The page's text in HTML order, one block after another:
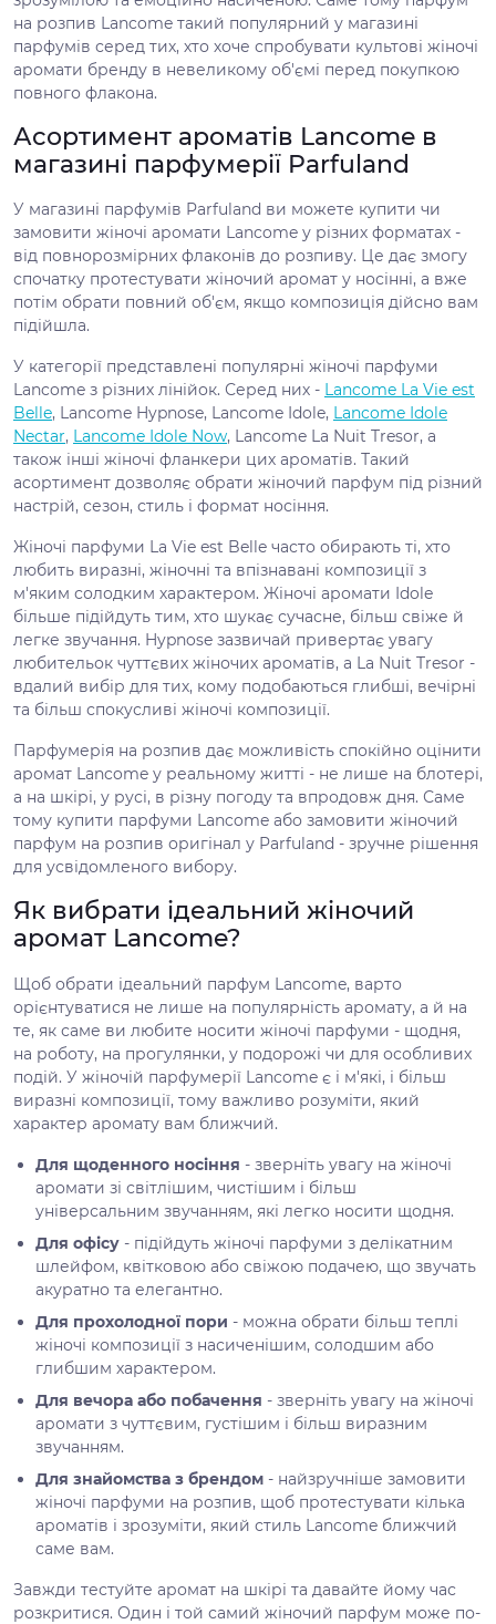
на розпив Lancome такий популярний у магазині
парфумів серед тих, хто хоче спробувати культові жіночі
аромати бренду в невеликому об'ємі перед покупкою
повного флакона.
Асортимент ароматів Lancome в
магазині парфумерії Parfuland
У магазині парфумів Parfuland ви можете купити чи
замовити жіночі аромати Lancome у різних форматах -
від повнорозмірних флаконів до розпиву. Це дає змогу
спочатку протестувати жіночий аромат у носінні, а вже
потім обрати повний об'єм, якщо композиція дійсно вам
підійшла.
У категорії представлені популярні жіночі парфуми
Lancome з різних лінійок. Серед них - Lancome La Vie est
Belle, Lancome Hypnose, Lancome Idole, Lancome Idole
Nectar, Lancome Idole Now, Lancome La Nuit Tresor, а
також інші жіночі фланкери цих ароматів. Такий
асортимент дозволяє обрати жіночий парфум під різний
настрій, сезон, стиль і формат носіння.
Жіночі парфуми La Vie est Belle часто обирають ті, хто
любить виразні, жіночні та впізнавані композиції з
м'яким солодким характером. Жіночі аромати Idole
більше підійдуть тим, хто шукає сучасне, більш свіже й
легке звучання. Hypnose зазвичай привертає увагу
любительок чуттєвих жіночих ароматів, а La Nuit Tresor -
вдалий вибір для тих, кому подобаються глибші, вечірні
та більш спокусливі жіночі композиції.
Парфумерія на розпив дає можливість спокійно оцінити
аромат Lancome у реальному житті - не лише на блотері,
а на шкірі, у русі, в різну погоду та впродовж дня. Саме
тому купити парфуми Lancome або замовити жіночий
парфум на розпив оригінал у Parfuland - зручне рішення
для усвідомленого вибору.
Як вибрати ідеальний жіночий
аромат Lancome?
Щоб обрати ідеальний парфум Lancome, варто
орієнтуватися не лише на популярність аромату, а й на
те, як саме ви любите носити жіночі парфуми - щодня,
на роботу, на прогулянки, у подорожі чи для особливих
подій. У жіночій парфумерії Lancome є і м'які, і більш
виразні композиції, тому важливо розуміти, який
характер аромату вам ближчий.
Для щоденного носіння - зверніть увагу на жіночі
аромати зі світлішим, чистішим і більш
універсальним звучанням, які легко носити щодня.
Для офісу - підійдуть жіночі парфуми з делікатним
шлейфом, квітковою або свіжою подачею, що звучать
акуратно та елегантно.
Для прохолодної пори - можна обрати більш теплі
жіночі композиції з насиченішим, солодшим або
глибшим характером.
Для вечора або побачення - зверніть увагу на жіночі
аромати з чуттєвим, густішим і більш виразним
звучанням.
Для знайомства з брендом - найзручніше замовити
жіночі парфуми на розпив, щоб протестувати кілька
ароматів і зрозуміти, який стиль Lancome ближчий
саме вам.
Завжди тестуйте аромат на шкірі та давайте йому час
розкритися. Один і той самий жіночий парфум може по-